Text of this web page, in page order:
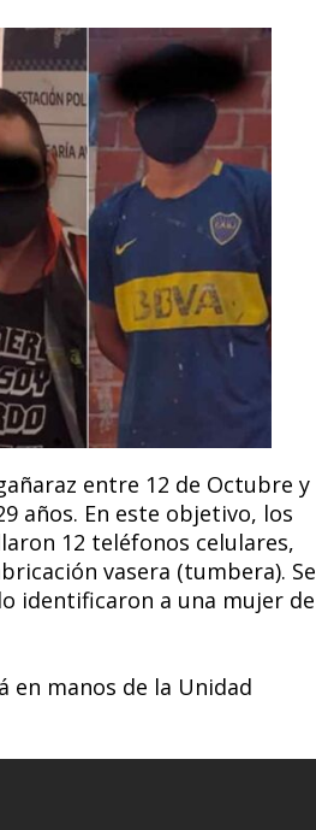
entre 12 de Octubre y
años. En este objetivo, los
12 teléfonos celulares,
vasera (tumbera). Se
identificaron a una mujer de
en manos de la Unidad